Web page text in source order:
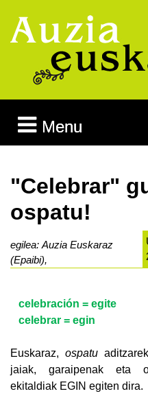
Menu
"Celebrar"
ospatu!
egilea: Auzia Euskaraz
(Epaibi),
celebración = egite
celebrar = egin
Euskaraz, ospatu
jaiak, garaipenak eta
ekitaldiak EGIN egiten dira.